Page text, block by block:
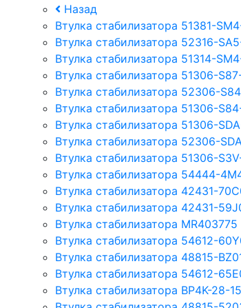
Назад
Втулка стабилизатора 51381-
Втулка стабилизатора 52316-
Втулка стабилизатора 51314-
Втулка стабилизатора 51306-
Втулка стабилизатора 52306-
Втулка стабилизатора 51306-
Втулка стабилизатора 51306-
Втулка стабилизатора 52306-
Втулка стабилизатора 51306-
Втулка стабилизатора 54444-
Втулка стабилизатора 42431-
Втулка стабилизатора 42431-
Втулка стабилизатора MR403775
Втулка стабилизатора 54612-
Втулка стабилизатора 48815-
Втулка стабилизатора 54612-
Втулка стабилизатора BP4K-28-